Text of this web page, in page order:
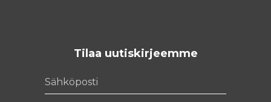
Tilaa uutiskirjeemme